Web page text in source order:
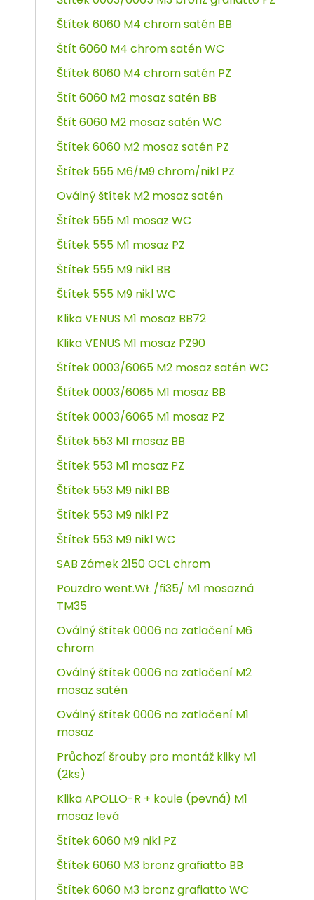
Štítek 6060 M4 chrom satén BB
Štít 6060 M4 chrom satén WC
Štítek 6060 M4 chrom satén PZ
Štít 6060 M2 mosaz satén BB
Štít 6060 M2 mosaz satén WC
Štítek 6060 M2 mosaz satén PZ
Štítek 555 M6/M9 chrom/nikl PZ
Oválný štítek M2 mosaz satén
Štítek 555 M1 mosaz WC
Štítek 555 M1 mosaz PZ
Štítek 555 M9 nikl BB
Štítek 555 M9 nikl WC
Klika VENUS M1 mosaz BB72
Klika VENUS M1 mosaz PZ90
Štítek 0003/6065 M2 mosaz satén WC
Štítek 0003/6065 M1 mosaz BB
Štítek 0003/6065 M1 mosaz PZ
Štítek 553 M1 mosaz BB
Štítek 553 M1 mosaz PZ
Štítek 553 M9 nikl BB
Štítek 553 M9 nikl PZ
Štítek 553 M9 nikl WC
SAB Zámek 2150 OCL chrom
Pouzdro went.WŁ /fi35/ M1 mosazná
TM35
Oválný štítek 0006 na zatlačení M6
chrom
Oválný štítek 0006 na zatlačení M2
mosaz satén
Oválný štítek 0006 na zatlačení M1
mosaz
Průchozí šrouby pro montáž kliky M1
(2ks)
Klika APOLLO-R + koule (pevná) M1
mosaz levá
Štítek 6060 M9 nikl PZ
Štítek 6060 M3 bronz grafiatto BB
Štítek 6060 M3 bronz grafiatto WC